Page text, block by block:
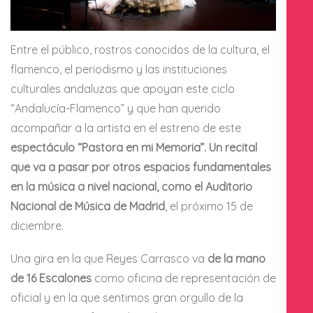
Entre el público, rostros conocidos de la cultura, el
flamenco, el periodismo y las instituciones
culturales andaluzas que apoyan este ciclo
“Andalucía-Flamenco” y que han querido
acompañar a la artista en el estreno de este
espectáculo “Pastora en mi Memoria”. Un recital
que va a pasar por otros espacios fundamentales
en la música a nivel nacional, como el Auditorio
Nacional de Música de Madrid, el próximo 15 de
diciembre.
Una gira en la que Reyes Carrasco va de la mano
de 16 Escalones como oficina de representación de
oficial y en la que sentimos gran orgullo de la